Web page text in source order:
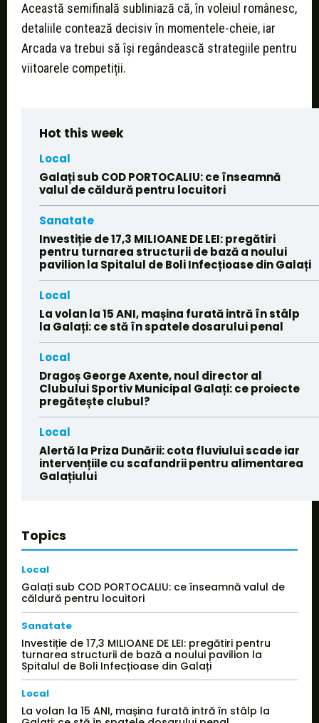
Această semifinală subliniază că, în voleiul românesc,
detaliile contează decisiv în momentele-cheie, iar
Arcada va trebui să își regândească strategiile pentru
viitoarele competiții.
Hot this week
Local
Galați sub COD PORTOCALIU: ce înseamnă
valul de căldură pentru locuitori
Sanatate
Investiție de 17,3 MILIOANE DE LEI: pregătiri
pentru turnarea structurii de bază a noului
pavilion la Spitalul de Boli Infecțioase din Galați
Local
La volan la 15 ANI, mașina furată intră în stâlp
la Galați: ce stă în spatele dosarului penal
Local
Dragoș George Axente, noul director al
Clubului Sportiv Municipal Galați: ce proiecte
pregătește clubul?
Local
Alertă la Priza Dunării: cota fluviului scade iar
intervențiile cu scafandrii pentru alimentarea
Galațiului
Topics
Local
Galați sub COD PORTOCALIU: ce înseamnă valul de
căldură pentru locuitori
Sanatate
Investiție de 17,3 MILIOANE DE LEI: pregătiri pentru
turnarea structurii de bază a noului pavilion la
Spitalul de Boli Infecțioase din Galați
Local
La volan la 15 ANI, mașina furată intră în stâlp la